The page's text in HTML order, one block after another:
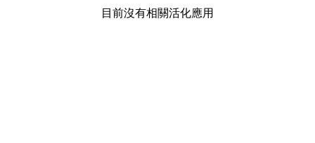
目前沒有相關活化應用